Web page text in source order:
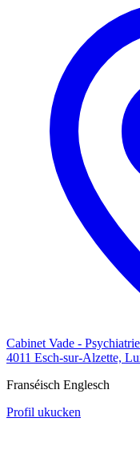
Cabinet Vade -
4011 Esch-sur-Alzette,
Franséisch Englesch
Profil ukucken